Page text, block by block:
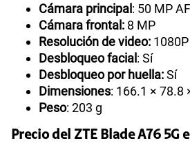
Cámara principal: 50 MP
Cámara frontal: 8 MP
Resolución de video: 1080P
Desbloqueo facial: Sí
Desbloqueo por huella:Sí
Dimensiones: 166.1 × 78.8
Peso: 203 g
Precio del ZTE Blade A76 5G